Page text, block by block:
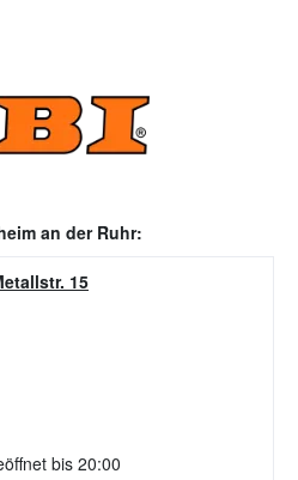
an der Ruhr:
15
bis 20:00